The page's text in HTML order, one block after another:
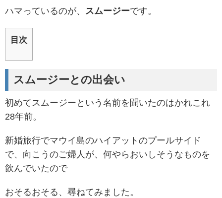
ハマっているのが、 スムージーです。
目次
スムージーとの出会い
初めてスムージーという名前を聞いたのはかれこれ
28年前。
新婚旅行でマウイ島のハイアットのプールサイド
で、向こうのご婦人が、何やらおいしそうなものを
飲んでいたので
おそるおそる、尋ねてみました。